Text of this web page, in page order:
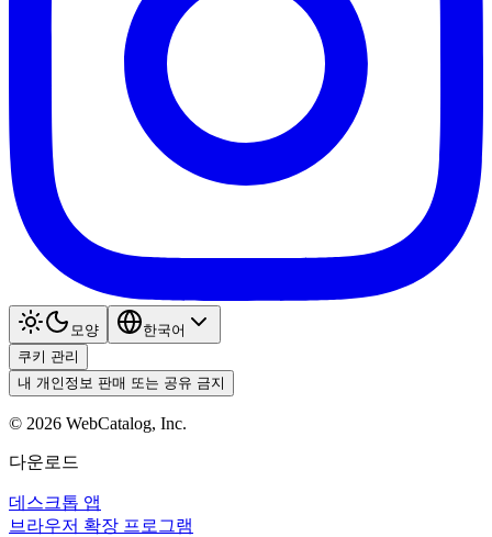
모양
한국어
쿠키 관리
내 개인정보 판매 또는 공유 금지
© 2026 WebCatalog, Inc.
다운로드
데스크톱 앱
브라우저 확장 프로그램